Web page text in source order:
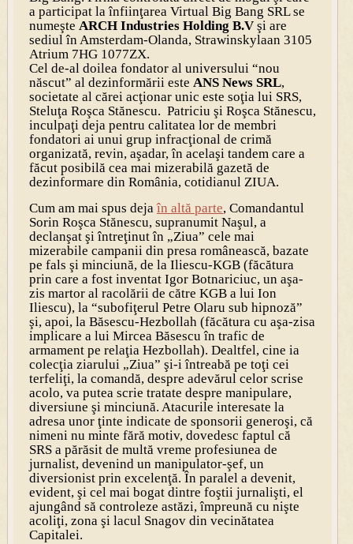
a participat la înfiinţarea Virtual Big Bang SRL se
numeşte ARCH Industries Holding B.Vşi are
sediul în Amsterdam-Olanda, Strawinskylaan 3105
Atrium 7HG 1077ZX.
Cel de-al doilea fondator al universului “nou
născut” al dezinformării este ANS News SRL,
societate al cărei acţionar unic este soţia lui SRS,
Steluţa Roşca Stănescu. Patriciu şi Roşca Stănescu,
inculpaţi deja pentru calitatea lor de membri
fondatori ai unui grup infracţional de crimă
organizată, revin, aşadar, în acelaşi tandem care a
făcut posibilă cea mai mizerabilă gazetă de
dezinformare din România, cotidianul ZIUA.
Cum am mai spus dejaîn altă parte, Comandantul
Sorin Roşca Stănescu, supranumit Naşul, a
declanşat şi întreţinut în „Ziua” cele mai
mizerabile campanii din presa românească, bazate
pe fals şi minciună, de la Iliescu-KGB (făcătura
prin care a fost inventat Igor Botnariciuc, un aşa-
zis martor al racolării de către KGB a lui Ion
Iliescu), la “subofiţerul Petre Olaru sub hipnoză”
şi, apoi, la Băsescu-Hezbollah (făcătura cu aşa-zisa
implicare a lui Mircea Băsescu în trafic de
armament pe relaţia Hezbollah). Dealtfel, cine ia
colecţia ziarului „Ziua” şi-i întreabă pe toţi cei
terfeliţi, la comandă, despre adevărul celor scrise
acolo, va putea scrie tratate despre manipulare,
diversiune şi minciună. Atacurile interesate la
adresa unor ţinte indicate de sponsorii generoşi, că
nimeni nu minte fără motiv, dovedesc faptul că
SRS a părăsit de multă vreme profesiunea de
jurnalist, devenind un manipulator-şef, un
diversionist prin excelenţă. În paralel a devenit,
evident, şi cel mai bogat dintre foştii jurnalişti, el
ajungând să controleze astăzi, împreună cu nişte
acoliţi, zona şi lacul Snagov din vecinătatea
Capitalei.